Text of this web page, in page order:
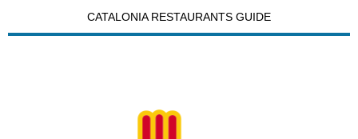
CATALONIA RESTAURANTS GUIDE